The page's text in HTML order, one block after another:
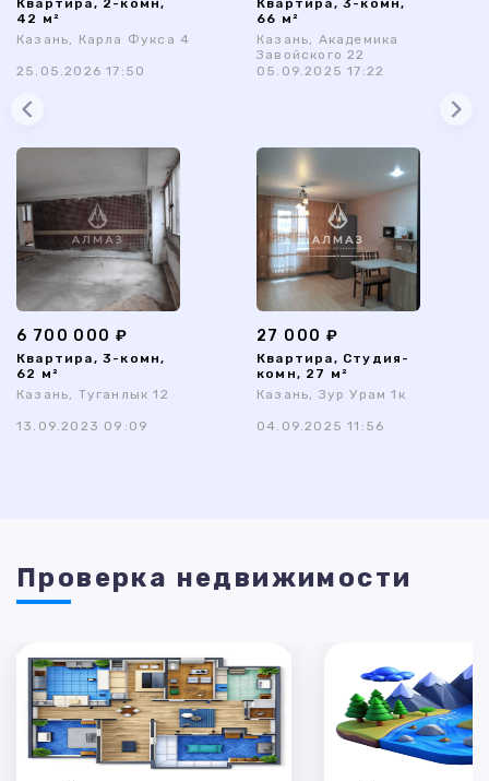
Квартира, 2-комн,
42 м²
Казань, Карла Фукса 4
25.05.2026 17:50
Квартира, 3-комн,
66 м²
Казань, Академика
Завойского 22
05.09.2025 17:22
6 700 000 ₽
Квартира, 3-комн,
62 м²
Казань, Туганлык 12
13.09.2023 09:09
27 000 ₽
Квартира, Студия-
комн, 27 м²
Казань, Зур Урам 1к
04.09.2025 11:56
Проверка недвижимости